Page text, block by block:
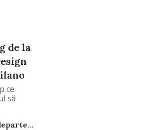
de la
ce
să